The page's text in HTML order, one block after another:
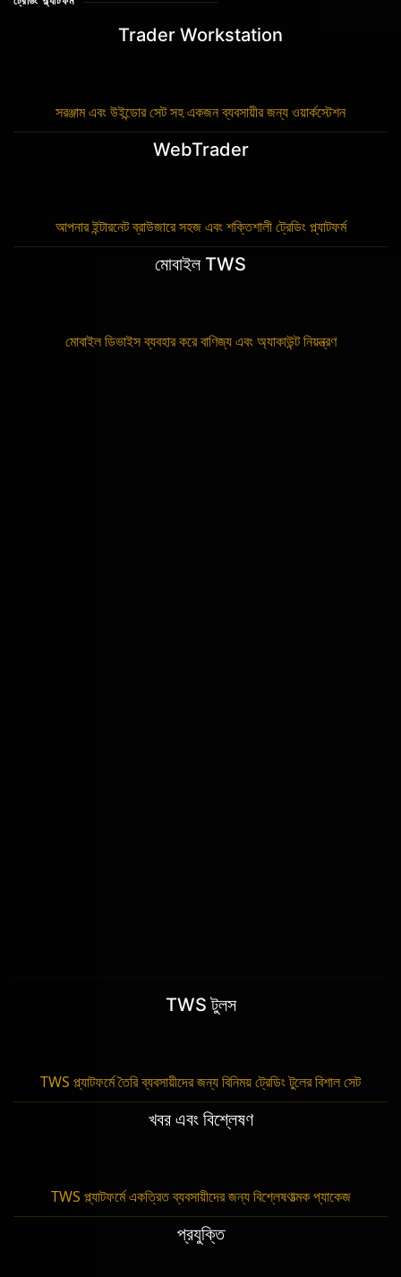
Trader Workstation
সরঞ্জাম এবং উইন্ডোর সেট সহ একজন ব্যবসায়ীর জন্য ওয়ার্কস্টেশন
WebTrader
আপনার ইন্টারনেট ব্রাউজারে সহজ এবং শক্তিশালী ট্রেডিং প্ল্যাটফর্ম
মোবাইল TWS
মোবাইল ডিভাইস ব্যবহার করে বাণিজ্য এবং অ্যাকাউন্ট নিয়ন্ত্রণ
TWS টুলস
TWS প্ল্যাটফর্মে তৈরি ব্যবসায়ীদের জন্য বিনিময় ট্রেডিং টুলের বিশাল সেট
খবর এবং বিশ্লেষণ
TWS প্ল্যাটফর্মে একত্রিত ব্যবসায়ীদের জন্য বিশ্লেষণাত্মক প্যাকেজ
প্রযুক্তি